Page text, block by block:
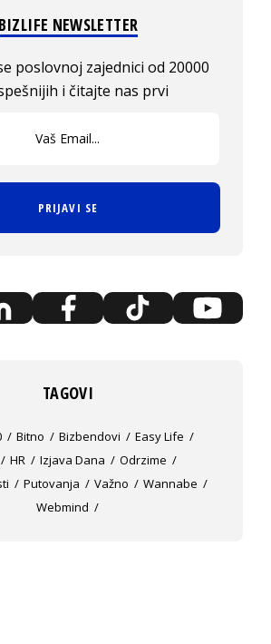
BIZLIFE NEWSLETTER
poslovnoj zajednici od 20000
i čitajte nas prvi
PRIJAVI SE
TAGOVI
Bitno Bizbendovi
Easy Life
HR Izjava Dana
Odrzime
Putovanja Važno
Wannabe
Webmind